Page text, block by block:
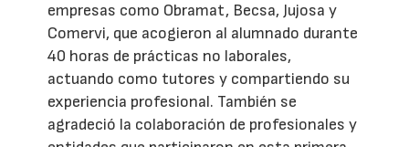
empresas como Obramat, Becsa, Jujosa y
Comervi, que acogieron al alumnado durante
40 horas de prácticas no laborales,
actuando como tutores y compartiendo su
experiencia profesional. También se
agradeció la colaboración de profesionales y